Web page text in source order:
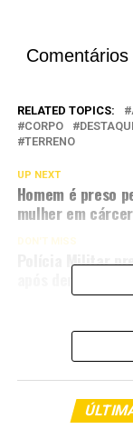
Comentários
RELATED TOPICS:
CORPO
TERRENO
UP NEXT
Homem é preso
mulher em
DON'T MISS
Polícia Militar
após denúncia